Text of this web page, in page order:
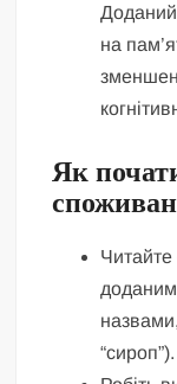
на
Як
Читайте
“сироп”).